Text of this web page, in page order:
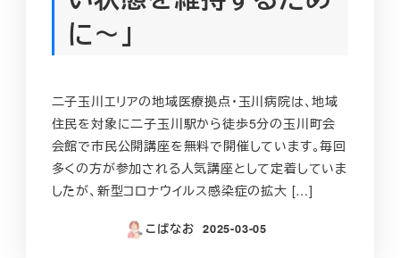
に～」
二子玉川エリアの地域医療拠点・玉川病院は、地域
住民を対象に二子玉川駅から徒歩5分の玉川町会
会館で市民公開講座を無料で開催しています。毎回
多くの方が参加される人気講座として定着していま
したが、新型コロナウイルス感染症の拡大 […]
こばなお
投稿日
2025-03-05